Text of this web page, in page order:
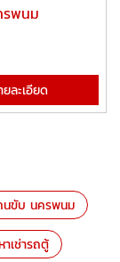
รพนม
ละเอียด
นขับ นครพนม
าเช่ารถตู้